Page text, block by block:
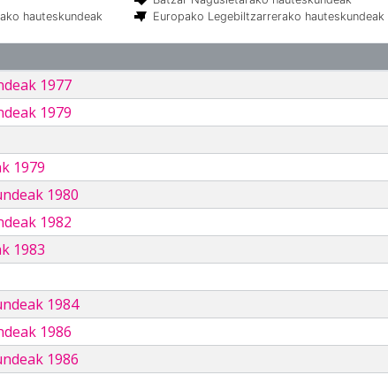
hauteskundeak
Europako Legebiltzarrerako hauteskundeak
1977
1979
1979
1980
1982
1983
1984
1986
1986